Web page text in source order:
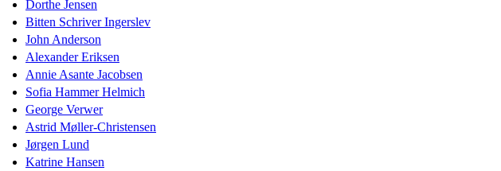
Dorthe Jensen
Bitten Schriver Ingerslev
John Anderson
Alexander Eriksen
Annie Asante Jacobsen
Sofia Hammer Helmich
George Verwer
Astrid Møller-Christensen
Jørgen Lund
Katrine Hansen